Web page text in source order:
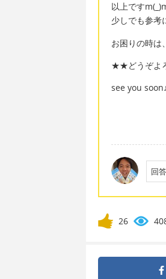
以上です
少しでも参考
お困りの時は
★★どうぞよ
see you
回
26